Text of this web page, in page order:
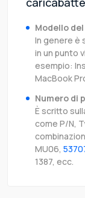
Modello
In genere è
in un punto
esempio:
MacBook
Numero di
È scritto
come P/N,
MU06,
1387, ecc.